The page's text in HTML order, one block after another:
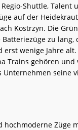
Shuttle, Talent
auf der
Kostrzyn. Die
zu lang,
erst wenige Jahre
Trains gehören und
seine
hochmoderne Züge